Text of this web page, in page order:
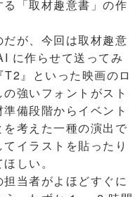
「取材趣意書」の作
が、今回は取材趣意
に作らせて送ってみ
』といった映画のロ
強いフォントがスト
備段階からイベント
考えた一種の演出で
イラストを貼ったり
しい。
当者がよほどすぐに